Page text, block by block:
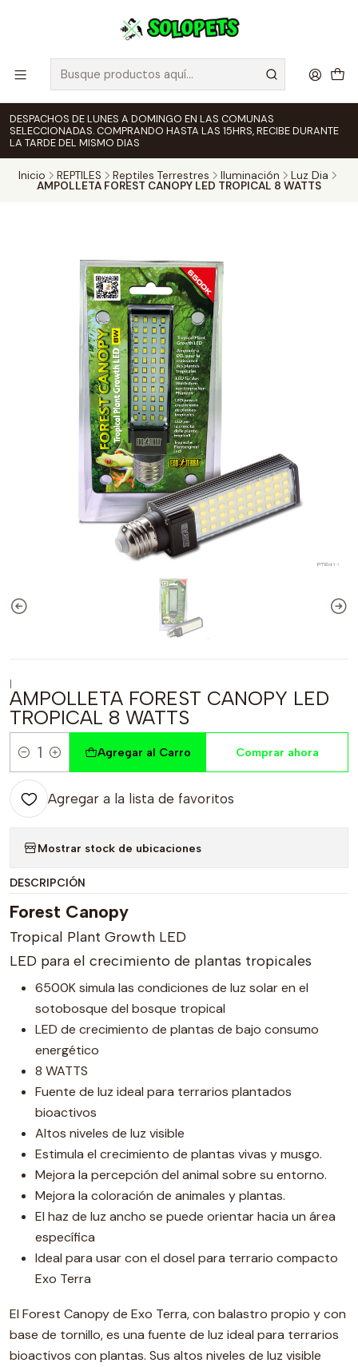
DESPACHOS DE LUNES A DOMINGO EN LAS COMUNAS
SELECCIONADAS. COMPRANDO HASTA LAS 15HRS, RECIBE DURANTE
LA TARDE DEL MISMO DIAS
Inicio REPTILES Reptiles Terrestres Iluminación Luz Dia
AMPOLLETA FOREST CANOPY LED TROPICAL 8 WATTS
|
AMPOLLETA FOREST CANOPY LED
TROPICAL 8 WATTS
Cantidad
Agregar al Carro Comprar ahora
Agregar a la lista de favoritos
Mostrar stock de ubicaciones
DESCRIPCIÓN
Forest Canopy
Tropical Plant Growth LED
LED para el crecimiento de plantas tropicales
6500K simula las condiciones de luz solar en el
sotobosque del bosque tropical
LED de crecimiento de plantas de bajo consumo
energético
8 WATTS
Fuente de luz ideal para terrarios plantados
bioactivos
Altos niveles de luz visible
Estimula el crecimiento de plantas vivas y musgo.
Mejora la percepción del animal sobre su entorno.
Mejora la coloración de animales y plantas.
El haz de luz ancho se puede orientar hacia un área
específica
Ideal para usar con el dosel para terrario compacto
Exo Terra
El Forest Canopy de Exo Terra, con balastro propio y con
base de tornillo, es una fuente de luz ideal para terrarios
bioactivos con plantas. Sus altos niveles de luz visible